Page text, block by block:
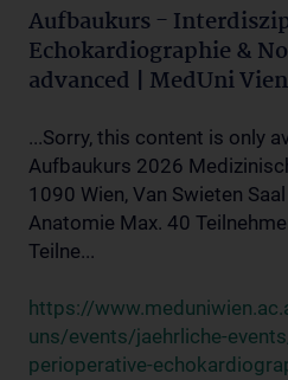
Aufbaukurs -
Echokardiographie &
advanced | MedUni
...Sorry, this content is only
Aufbaukurs 2026
1090 Wien, Van Swieten
Anatomie Max. 40
Teilne...
https://
uns/events/jaehrliche-
perioperative-